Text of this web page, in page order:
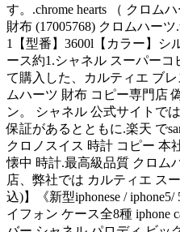
す。.chrome hearts （ クロム
財布 (17005768) クロムハーツ
1【型番】3600l【カラー】シ
ース約1.シャネル スーパー
て購入した、カルティエ ブ
ムハーツ 財布 コピー専門店
ン。 シャネル 公式サイトで
保証があるとともに.楽天 で
クロノスイス 時計 コピー 本
懐中 時計.最高級品質 クロム
店、弊社では カルティエ ス
込)】《新型iphonese /
イフォン ケース全8種 iphone